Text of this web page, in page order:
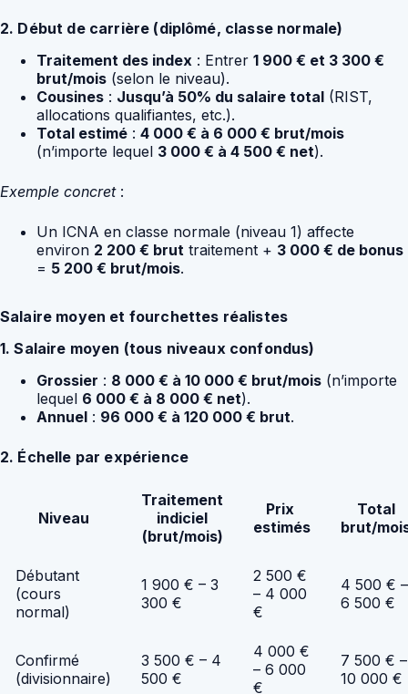
2. Début de carrière (diplômé, classe normale)
Traitement des index : Entrer 1 900 € et 3 300 €
brut/mois (selon le niveau).
Cousines : Jusqu’à 50% du salaire total (RIST,
allocations qualifiantes, etc.).
Total estimé : 4 000 € à 6 000 € brut/mois
(n’importe lequel 3 000 € à 4 500 € net).
Exemple concret:
Un ICNA en classe normale (niveau 1) affecte
environ 2 200 € brut traitement + 3 000 € de bonus
= 5 200 € brut/mois.
Salaire moyen et fourchettes réalistes
1. Salaire moyen (tous niveaux confondus)
Grossier : 8 000 € à 10 000 € brut/mois (n’importe
lequel 6 000 € à 8 000 € net).
Annuel : 96 000 € à 120 000 € brut.
2. Échelle par expérience
Niveau
Traitement
indiciel
(brut/mois)
Prix ​​
estimés
Total
brut/
Débutant
(cours
normal)
1 900 € – 3
300 €
2 500 €
– 4 000
€
4 500 € –
6 500 €
Confirmé
(divisionnaire)
3 500 € – 4
500 €
4 000 €
– 6 000
€
7 500 € –
10 000 €